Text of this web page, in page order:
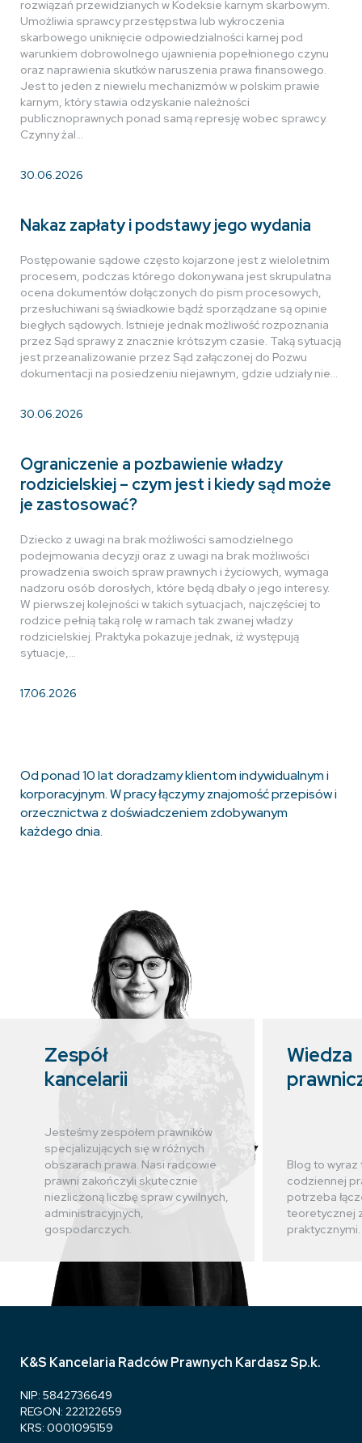
rozwiązań przewidzianych w Kodeksie karnym skarbowym.
Umożliwia sprawcy przestępstwa lub wykroczenia
skarbowego uniknięcie odpowiedzialności karnej pod
warunkiem dobrowolnego ujawnienia popełnionego czynu
oraz naprawienia skutków naruszenia prawa finansowego.
Jest to jeden z niewielu mechanizmów w polskim prawie
karnym, który stawia odzyskanie należności
publicznoprawnych ponad samą represję wobec sprawcy.
Czynny żal…
30.06.2026
Nakaz zapłaty i podstawy jego wydania
Postępowanie sądowe często kojarzone jest z wieloletnim
procesem, podczas którego dokonywana jest skrupulatna
ocena dokumentów dołączonych do pism procesowych,
przesłuchiwani są świadkowie bądź sporządzane są opinie
biegłych sądowych. Istnieje jednak możliwość rozpoznania
przez Sąd sprawy z znacznie krótszym czasie. Taką sytuacją
jest przeanalizowanie przez Sąd załączonej do Pozwu
dokumentacji na posiedzeniu niejawnym, gdzie udziały nie…
30.06.2026
Ograniczenie a pozbawienie władzy
rodzicielskiej – czym jest i kiedy sąd może
je zastosować?
Dziecko z uwagi na brak możliwości samodzielnego
podejmowania decyzji oraz z uwagi na brak możliwości
prowadzenia swoich spraw prawnych i życiowych, wymaga
nadzoru osób dorosłych, które będą dbały o jego interesy.
W pierwszej kolejności w takich sytuacjach, najczęściej to
rodzice pełnią taką rolę w ramach tak zwanej władzy
rodzicielskiej. Praktyka pokazuje jednak, iż występują
sytuacje,…
17.06.2026
Od ponad 10 lat doradzamy klientom indywidualnym i
korporacyjnym. W pracy łączymy znajomość przepisów i
orzecznictwa z doświadczeniem zdobywanym
każdego dnia.
Zespół
kancelarii
Jesteśmy zespołem prawników
specjalizujących się w różnych
obszarach prawa. Nasi radcowie
prawni zakończyli skutecznie
niezliczoną liczbę spraw cywilnych,
administracyjnych,
gospodarczych.
Wiedza
Blog to wyraz
codziennej
potrzeba
teoretycznej
praktycznymi.
K&S Kancelaria Radców Prawnych Kardasz Sp.k.
NIP: 5842736649
REGON: 222122659
KRS: 0001095159